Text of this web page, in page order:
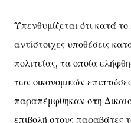
Υπενθυμίζεται ότι κατά
αντίστοιχες υποθέσεις
πολιτείας, τα οποία
των οικονομικών
παραπέμφθηκαν στη
επιβολή στους παραβάτες